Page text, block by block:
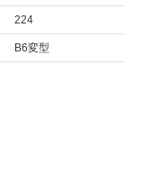
224
B6変型